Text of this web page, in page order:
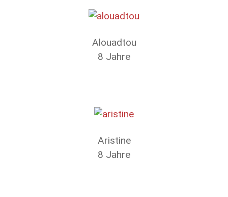
Alouadtou
8 Jahre
Aristine
8 Jahre